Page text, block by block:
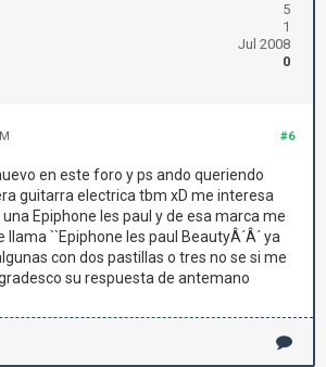
5
1
Jul 2008
0
#6
en este foro y ps ando queriendo
guitarra electrica tbm xD me interesa
Epiphone les paul y de esa marca me
``Epiphone les paul BeautyÂ´Â´ ya
con dos pastillas o tres no se si me
su respuesta de antemano